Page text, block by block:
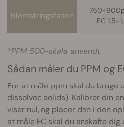
Blomstringsfasen
750-
EC 1,5-
*PPM 500-skala anvendt
Sådan måler du PPM og
For at måle ppm skal du bruge
dissolved solids). Kalibrer din
viser nul, og placer den i den
at måle EC skal du anskaffe dig